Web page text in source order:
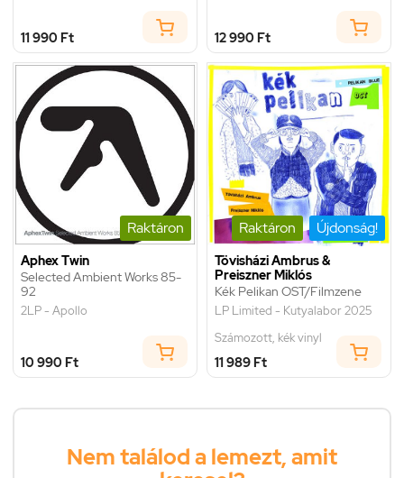
11 990 Ft 12 990 Ft
Raktáron
Aphex Twin
Selected Ambient Works 85-
92
2LP - Apollo
10 990 Ft
Raktáron Újdonság!
Tövisházi Ambrus &
Preiszner Miklós
Kék Pelikan OST/Filmzene
LP Limited - Kutyalabor 2025
Számozott, kék vinyl
11 989 Ft
Nem találod a lemezt, amit